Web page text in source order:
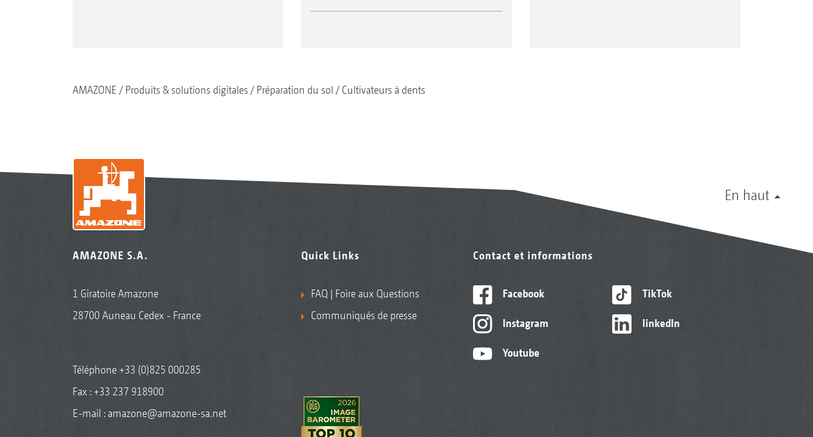
AMAZONE Produits & solutions digitales Préparation du sol Cultivateurs à dents
En haut
AMAZONE S.A.
1 Giratoire Amazone
28700 Auneau Cedex - France
Téléphone+33 (0)825 000285
Fax : +33 237 918900
E-mail : amazone@amazone-sa.net
Quick Links
FAQ | Foire aux Questions
Communiqués de presse
Contact et informations
Facebook
Instagram
Youtube
TikTok
linkedIn